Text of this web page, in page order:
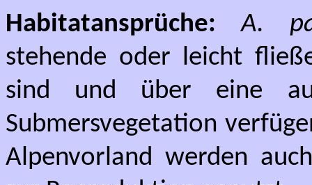
Habitatansprüche:
A.
stehende oder leicht
sind und über eine
Submersvegetation
Alpenvorland werden